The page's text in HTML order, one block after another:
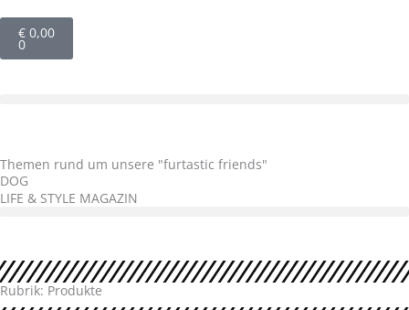
Inhalt
springen
€ 0,00
0
Warenkorb
Themen rund um unsere "furtastic friends"
DOG
LIFE & STYLE MAGAZIN
Rubrik: Produkte